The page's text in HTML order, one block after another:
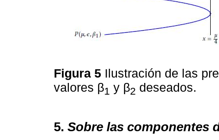
Figura 5 Ilustración de las
valores β1 y β2 deseados.
5. Sobre las componentes